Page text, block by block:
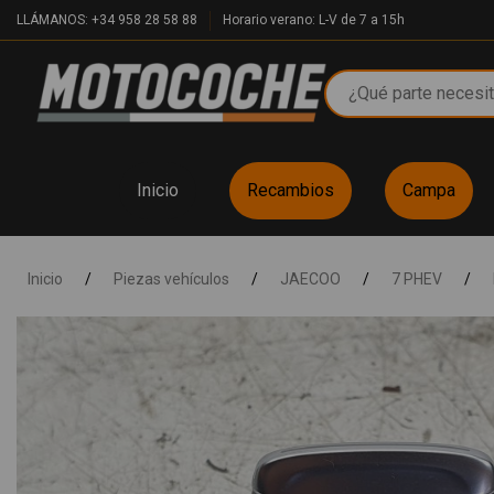
LLÁMANOS: +34 958 28 58 88 Horario verano: L-V de 7 a 15h
Inicio Recambios Campa
Inicio / Piezas vehículos / JAECOO / 7 PHEV /